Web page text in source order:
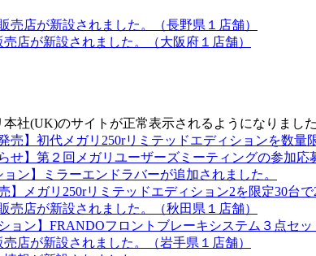
売店が新設されました。（長野県１店舗）
売店が新設されました。（大阪府１店舗）
本社(UK)のサイトが正常表示されるようになりまし
発売】初代メガリ250rリミテッドエディションを数量
らせ】第２回メガリユーザーズミーティングの参加応
ョン】ミラーエンドラバーが追加されました。
売】メガリ250rリミテッドエディション2を限定30台
売店が新設されました。（秋田県１店舗）
ション】FRANDOフロントブレーキシステム３点セ
売店が新設されました。（岩手県１店舗）